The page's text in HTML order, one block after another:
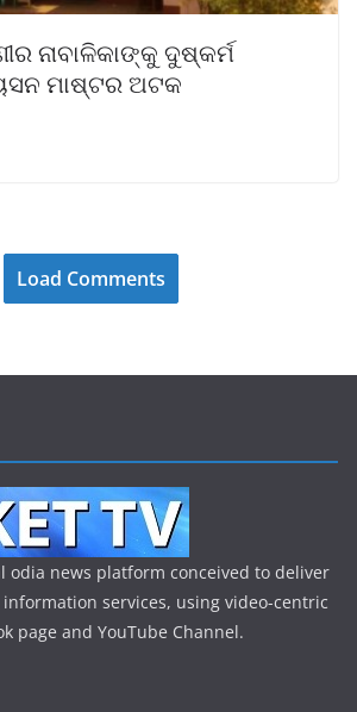
ନାବାଳିକାଙ୍କୁ ଦୁଷ୍କର୍ମ
ମାଷ୍ଟର ଅଟକ
Load Comments
odia news platform conceived to deliver
services, using video-centric
page and YouTube Channel.